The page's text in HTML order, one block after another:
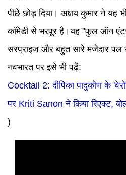
पीछे छोड़ दिया। अक्षय कुमार ने यह
कॉमेडी से भरपूर है।यह "फुल ऑन
सरप्राइज और बहुत सारे मजेदार पल
नवभारत पर इसे भी पढ़ें:
Cocktail 2: दीपिका पादुकोण के
पर Kriti Sanon ने किया रिएक्ट,
)